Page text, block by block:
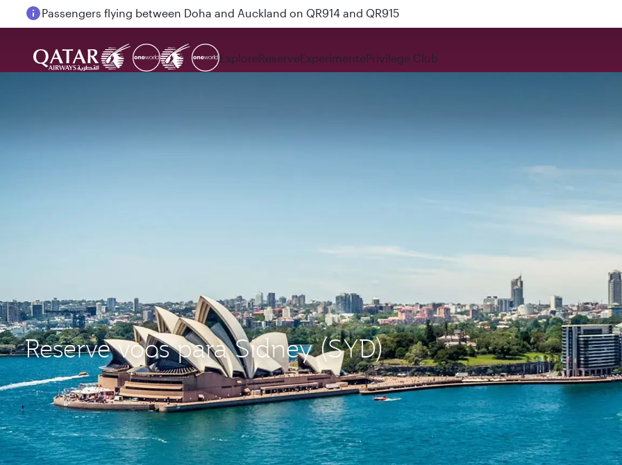
Passengers flying between Doha and Auckland on QR914 and QR915
ExploreReserveExperimentePrivilege Club
Reserve voos para Sidney (SYD)